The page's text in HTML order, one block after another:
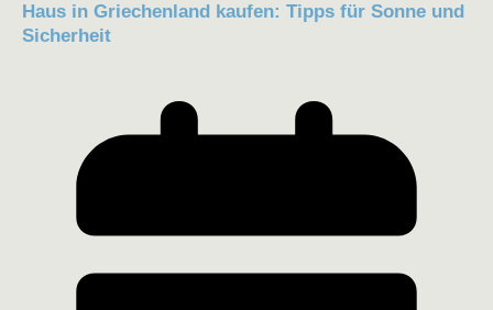
Haus in Griechenland kaufen: Tipps für Sonne und
Sicherheit